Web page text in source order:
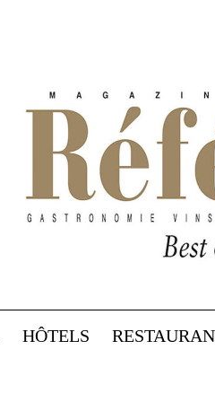
HÔTELS